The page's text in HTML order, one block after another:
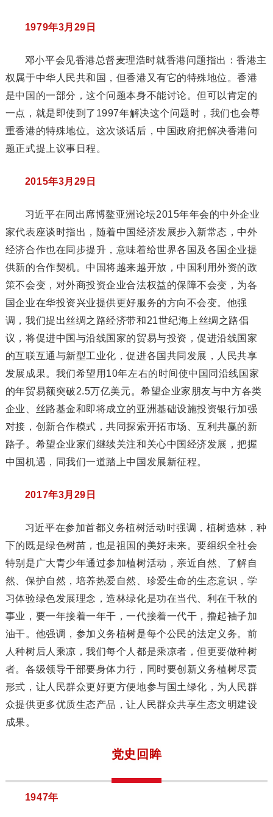
1979年3月29日
邓小平会见香港总督麦理浩时就香港问题指出：香港主
权属于中华人民共和国，但香港又有它的特殊地位。香港
是中国的一部分，这个问题本身不能讨论。但可以肯定的
一点，就是即使到了1997年解决这个问题时，我们也会尊
重香港的特殊地位。这次谈话后，中国政府把解决香港问
题正式提上议事日程。
2015年3月29日
习近平在同出席博鳌亚洲论坛2015年年会的中外企业
家代表座谈时指出，随着中国经济发展步入新常态，中外
经济合作也在同步提升，意味着给世界各国及各国企业提
供新的合作契机。中国将越来越开放，中国利用外资的政
策不会变，对外商投资企业合法权益的保障不会变，为各
国企业在华投资兴业提供更好服务的方向不会变。他强
调，我们提出丝绸之路经济带和21世纪海上丝绸之路倡
议，将促进中国与沿线国家的贸易与投资，促进沿线国家
的互联互通与新型工业化，促进各国共同发展，人民共享
发展成果。我们希望用10年左右的时间使中国同沿线国家
的年贸易额突破2.5万亿美元。希望企业家朋友与中方各类
企业、丝路基金和即将成立的亚洲基础设施投资银行加强
对接，创新合作模式，共同探索开拓市场、互利共赢的新
路子。希望企业家们继续关注和关心中国经济发展，把握
中国机遇，同我们一道踏上中国发展新征程。
2017年3月29日
习近平在参加首都义务植树活动时强调，植树造林，种
下的既是绿色树苗，也是祖国的美好未来。要组织全社会
特别是广大青少年通过参加植树活动，亲近自然、了解自
然、保护自然，培养热爱自然、珍爱生命的生态意识，学
习体验绿色发展理念，造林绿化是功在当代、利在千秋的
事业，要一年接着一年干，一代接着一代干，撸起袖子加
油干。他强调，参加义务植树是每个公民的法定义务。前
人种树后人乘凉，我们每个人都是乘凉者，但更要做种树
者。各级领导干部要身体力行，同时要创新义务植树尽责
形式，让人民群众更好更方便地参与国土绿化，为人民群
众提供更多优质生态产品，让人民群众共享生态文明建设
成果。
党史回眸
1947年